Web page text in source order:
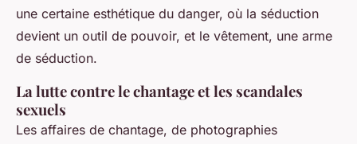
une certaine esthétique du danger, où la séduction
devient un outil de pouvoir, et le vêtement, une arme
de séduction.
La lutte contre le chantage et les scandales
sexuels
Les affaires de chantage, de photographies